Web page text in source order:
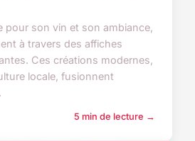
pour son vin et son ambiance,
à travers des affiches
Ces créations modernes,
locale, fusionnent
5 min de lecture →